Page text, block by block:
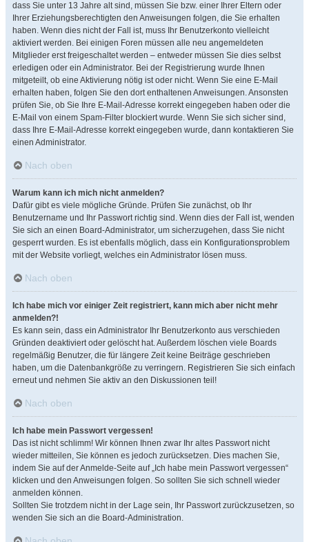
dass Sie unter 13 Jahre alt sind, müssen Sie bzw. einer Ihrer Eltern oder
Ihrer Erziehungsberechtigten den Anweisungen folgen, die Sie erhalten
haben. Wenn dies nicht der Fall ist, muss Ihr Benutzerkonto vielleicht
aktiviert werden. Bei einigen Foren müssen alle neu angemeldeten
Mitglieder erst freigeschaltet werden – entweder müssen Sie dies selbst
erledigen oder ein Administrator. Bei der Registrierung wurde Ihnen
mitgeteilt, ob eine Aktivierung nötig ist oder nicht. Wenn Sie eine E-Mail
erhalten haben, folgen Sie den dort enthaltenen Anweisungen. Ansonsten
prüfen Sie, ob Sie Ihre E-Mail-Adresse korrekt eingegeben haben oder die
E-Mail von einem Spam-Filter blockiert wurde. Wenn Sie sich sicher sind,
dass Ihre E-Mail-Adresse korrekt eingegeben wurde, dann kontaktieren Sie
einen Administrator.
Nach oben
Warum kann ich mich nicht anmelden?
Dafür gibt es viele mögliche Gründe. Prüfen Sie zunächst, ob Ihr
Benutzername und Ihr Passwort richtig sind. Wenn dies der Fall ist, wenden
Sie sich an einen Board-Administrator, um sicherzugehen, dass Sie nicht
gesperrt wurden. Es ist ebenfalls möglich, dass ein Konfigurationsproblem
mit der Website vorliegt, welches ein Administrator lösen muss.
Nach oben
Ich habe mich vor einiger Zeit registriert, kann mich aber nicht mehr
anmelden?!
Es kann sein, dass ein Administrator Ihr Benutzerkonto aus verschieden
Gründen deaktiviert oder gelöscht hat. Außerdem löschen viele Boards
regelmäßig Benutzer, die für längere Zeit keine Beiträge geschrieben
haben, um die Datenbankgröße zu verringern. Registrieren Sie sich einfach
erneut und nehmen Sie aktiv an den Diskussionen teil!
Nach oben
Ich habe mein Passwort vergessen!
Das ist nicht schlimm! Wir können Ihnen zwar Ihr altes Passwort nicht
wieder mitteilen, Sie können es jedoch zurücksetzen. Dies machen Sie,
indem Sie auf der Anmelde-Seite auf „Ich habe mein Passwort vergessen“
klicken und den Anweisungen folgen. So sollten Sie sich schnell wieder
anmelden können.
Sollten Sie trotzdem nicht in der Lage sein, Ihr Passwort zurückzusetzen, so
wenden Sie sich an die Board-Administration.